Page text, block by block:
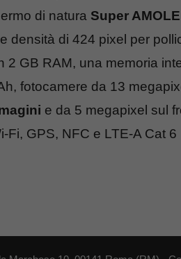
di natura Super
densità di 424 pixel per
2 GB RAM, una memoria
fotocamere da 13
e da 5 megapixel sul
Fi, GPS, NFC e LTE-A Cat 6